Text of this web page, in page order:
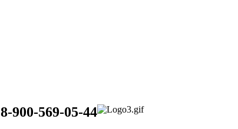
8-900-569-05-44